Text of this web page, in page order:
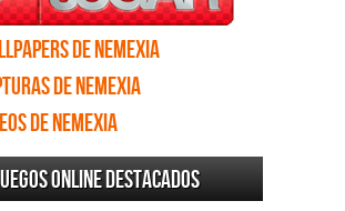
de Nemexia
de Nemexia
de Nemexia
online destacados